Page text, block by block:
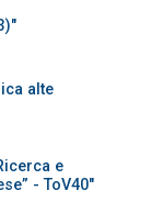
alte
e
- ToV40"